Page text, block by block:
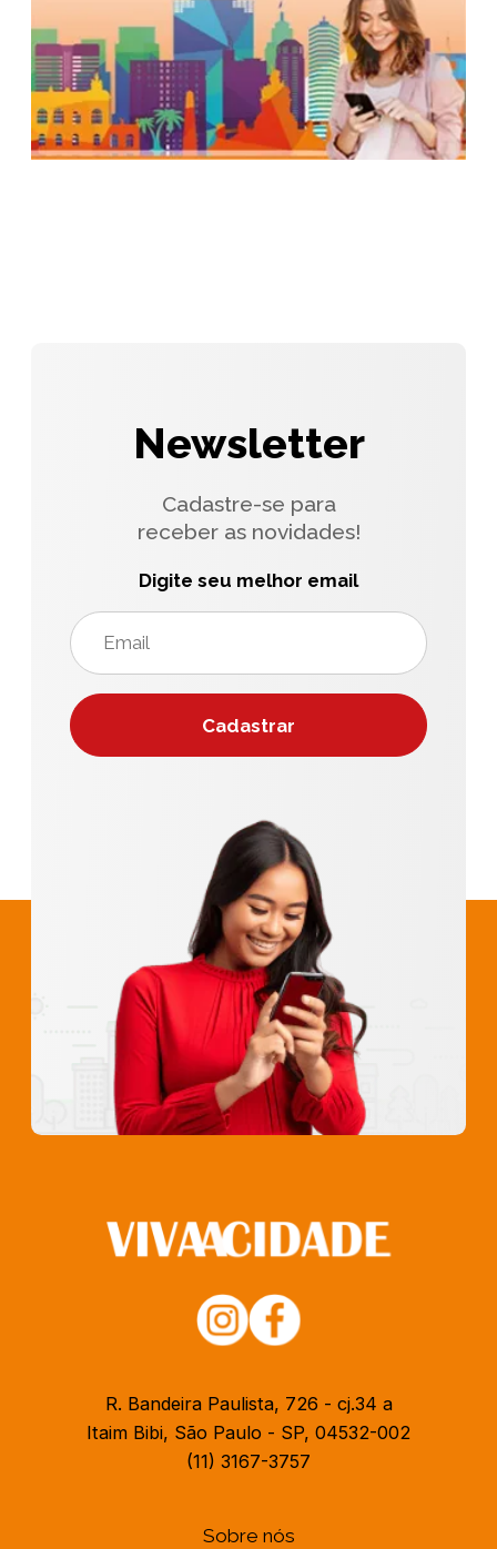
Newsletter
Cadastre-se para
receber as novidades!
Digite seu melhor email
R. Bandeira Paulista, 726 - cj.34 a
Itaim Bibi, São Paulo - SP, 04532-002
(11) 3167-3757
Sobre nós